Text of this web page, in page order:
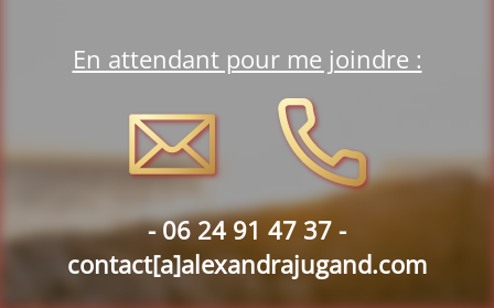
En attendant pour me joindre :
-06 24 91 47 37 -
contact[a]alexandrajugand.com